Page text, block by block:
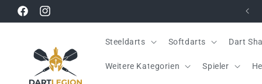
zum
Inhalt
FacebookInstagram
📦 Kostenloser Versand ab 40 Euro
Steeldarts Softdarts Dart
Weitere Kategorien Spieler